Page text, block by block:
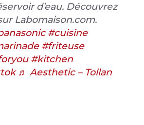
d’eau. Découvrez
Labomaison.com.
#cuisine
#friteuse
#kitchen
♬ Aesthetic – Tollan